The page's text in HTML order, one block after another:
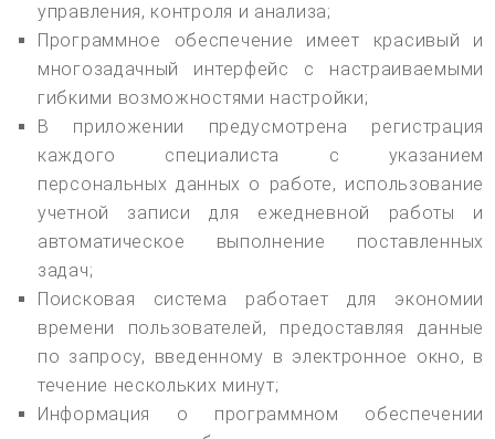
управления, контроля и анализа;
Программное обеспечение имеет красивый и
многозадачный интерфейс с настраиваемыми
гибкими возможностями настройки;
В приложении предусмотрена регистрация
каждого специалиста с указанием
персональных данных о работе, использование
учетной записи для ежедневной работы и
автоматическое выполнение поставленных
задач;
Поисковая система работает для экономии
времени пользователей, предоставляя данные
по запросу, введенному в электронное окно, в
течение нескольких минут;
Информация о программном обеспечении